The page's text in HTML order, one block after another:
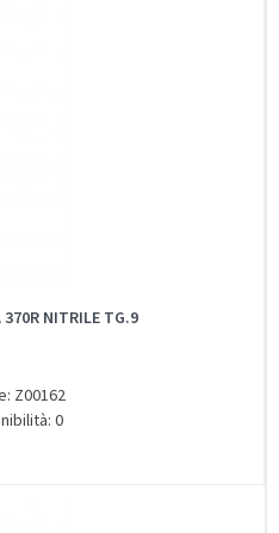
NITRILE TG.9
Z00162
0